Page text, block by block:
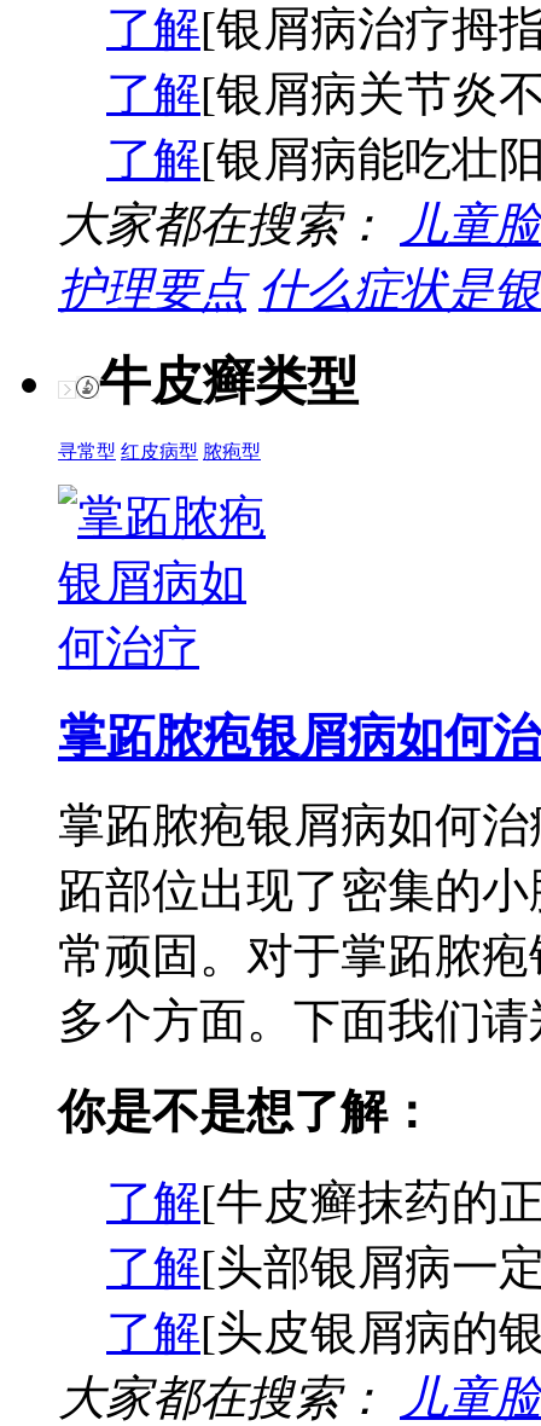
了解[银屑病治疗拇
了解[银屑病关节炎
了解[银屑病能吃壮
大家都在搜索：
儿童
护理要点 什么症状是
牛皮癣类型
寻常型 红皮病型 脓疱型
掌跖脓疱银屑病如何治
掌跖脓疱银屑病如何
跖部位出现了密集的
常顽固。对于掌跖脓
多个方面。下面我们
你是不是想了解：
了解[牛皮癣抹药的
了解[头部银屑病一
了解[头皮银屑病的
大家都在搜索：
儿童